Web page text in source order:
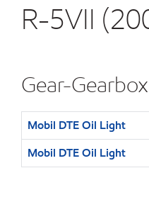
R-5VII
Gear-Gearbox
Mobil DTE Oil Light
Mobil DTE Oil Light